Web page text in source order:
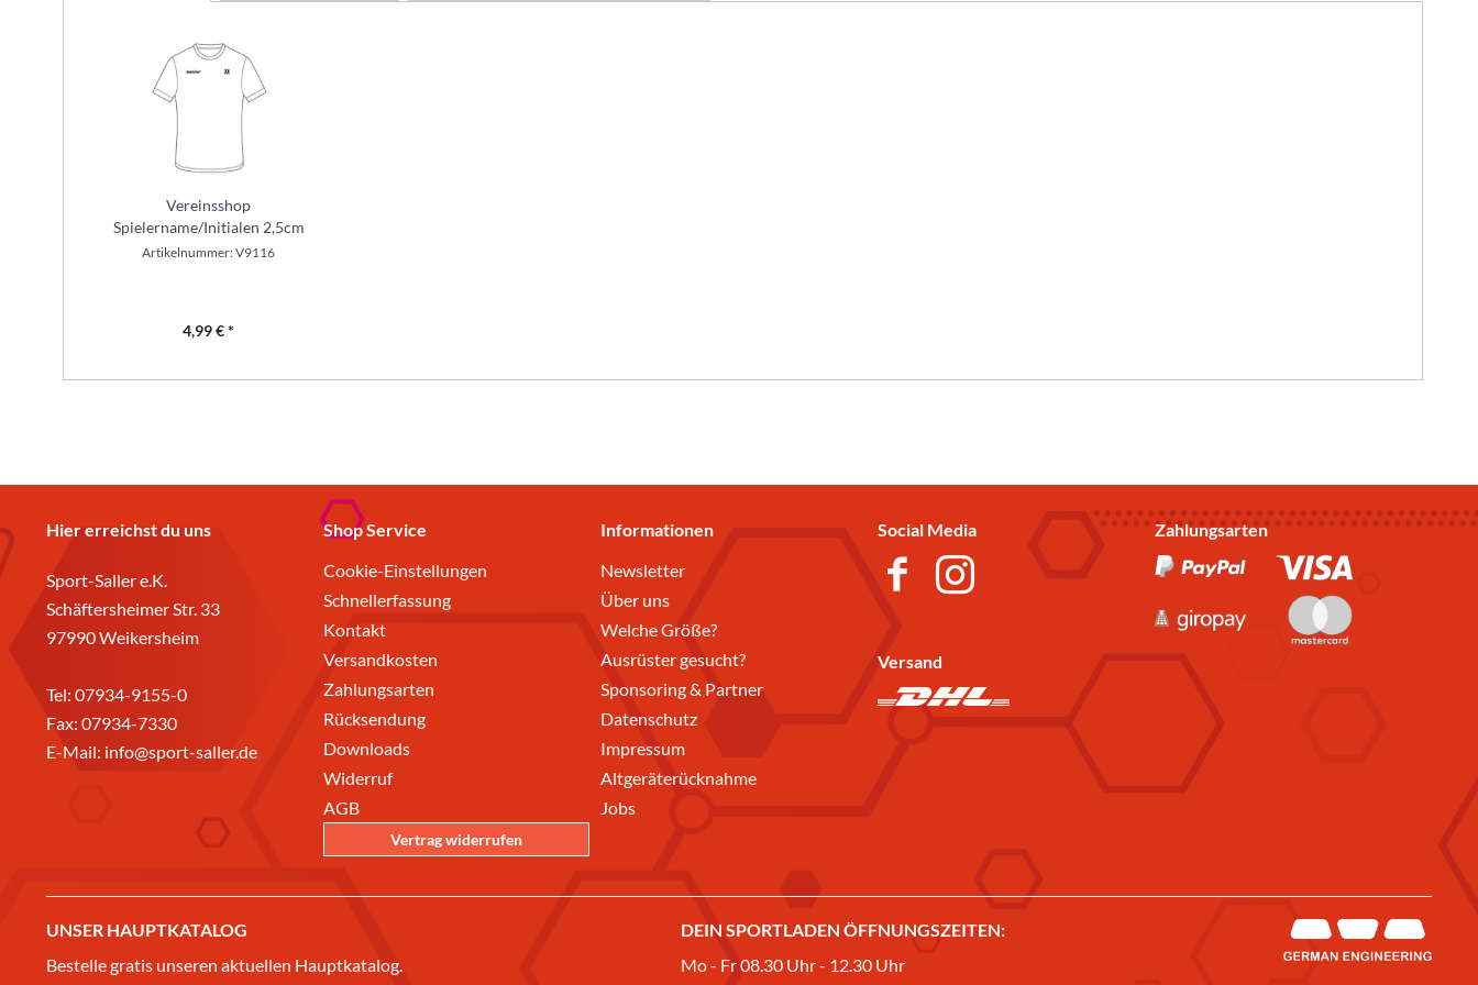
Vereinsshop
Spielername/Initialen 2,5cm
Artikelnummer: V9116
4,99 € *
Hier erreichst du uns
Sport-Saller e.K.
Schäftersheimer Str. 33
97990 Weikersheim
Tel: 07934-9155-0
Fax: 07934-7330
E-Mail: info@sport-saller.de
Shop Service
Cookie-Einstellungen
Schnellerfassung
Kontakt
Versandkosten
Zahlungsarten
Rücksendung
Downloads
Widerruf
AGB
Vertrag widerrufen
Informationen
Newsletter
Über uns
Welche Größe?
Ausrüster gesucht?
Sponsoring & Partner
Datenschutz
Impressum
Altgeräterücknahme
Jobs
Social Media
Versand
Zahlungsarten
UNSER HAUPTKATALOG
Bestelle gratis unseren aktuellen Hauptkatalog.
DEIN SPORTLADEN ÖFFNUNGSZEITEN:
Mo - Fr 08.30 Uhr - 12.30 Uhr